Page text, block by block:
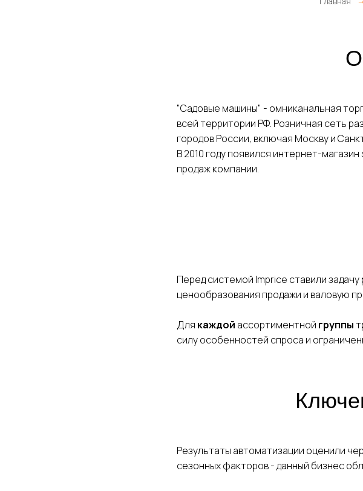
О
"Садовые машины" - омниканальная
всей территории РФ. Розничная сеть
городов России, включая Москву и
В 2010 году появился интернет-
продаж компании.
Перед системой Imprice ставили
ценообразования продажи и валовую
Для каждой ассортиментной группы
силу особенностей спроса и
Результаты автоматизации оценили
сезонных факторов - данный бизнес